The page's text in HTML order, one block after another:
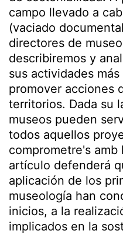
campo llevado a
(vaciado
directores de
describiremos y
sus actividades
promover acciones
territorios. Dada su
museos pueden
todos aquellos
comprometre's
artículo defenderá
aplicación de los
museología han
inicios, a la
implicados en la